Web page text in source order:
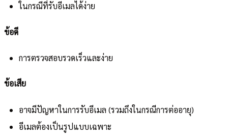
ในกรณีที่รับอีเมลได้ง่าย
ข้อดี
การตรวจสอบรวดเร็วและง่าย
ข้อเสีย
อาจมีปัญหาในการรับอีเมล (รวมถึงในกรณีการต่ออายุ)
อีเมลต้องเป็นรูปแบบเฉพาะ